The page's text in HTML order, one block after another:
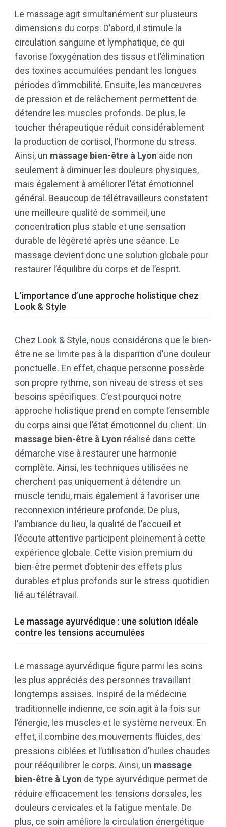
Le massage agit simultanément sur plusieurs
dimensions du corps. D’abord, il stimule la
circulation sanguine et lymphatique, ce qui
favorise l’oxygénation des tissus et l’élimination
des toxines accumulées pendant les longues
périodes d’immobilité. Ensuite, les manœuvres
de pression et de relâchement permettent de
détendre les muscles profonds. De plus, le
toucher thérapeutique réduit considérablement
la production de cortisol, l’hormone du stress.
Ainsi, un massage bien-être à Lyon aide non
seulement à diminuer les douleurs physiques,
mais également à améliorer l’état émotionnel
général. Beaucoup de télétravailleurs constatent
une meilleure qualité de sommeil, une
concentration plus stable et une sensation
durable de légèreté après une séance. Le
massage devient donc une solution globale pour
restaurer l’équilibre du corps et de l’esprit.
L’importance d’une approche holistique chez
Look & Style
Chez Look & Style, nous considérons que le bien-
être ne se limite pas à la disparition d’une douleur
ponctuelle. En effet, chaque personne possède
son propre rythme, son niveau de stress et ses
besoins spécifiques. C’est pourquoi notre
approche holistique prend en compte l’ensemble
du corps ainsi que l’état émotionnel du client. Un
massage bien-être à Lyon réalisé dans cette
démarche vise à restaurer une harmonie
complète. Ainsi, les techniques utilisées ne
cherchent pas uniquement à détendre un
muscle tendu, mais également à favoriser une
reconnexion intérieure profonde. De plus,
l’ambiance du lieu, la qualité de l’accueil et
l’écoute attentive participent pleinement à cette
expérience globale. Cette vision premium du
bien-être permet d’obtenir des effets plus
durables et plus profonds sur le stress quotidien
lié au télétravail.
Le massage ayurvédique : une solution idéale
contre les tensions accumulées
Le massage ayurvédique figure parmi les soins
les plus appréciés des personnes travaillant
longtemps assises. Inspiré de la médecine
traditionnelle indienne, ce soin agit à la fois sur
l’énergie, les muscles et le système nerveux. En
effet, il combine des mouvements fluides, des
pressions ciblées et l’utilisation d’huiles chaudes
pour rééquilibrer le corps. Ainsi, un massage
bien-être à Lyon de type ayurvédique permet de
réduire efficacement les tensions dorsales, les
douleurs cervicales et la fatigue mentale. De
plus, ce soin améliore la circulation énergétique